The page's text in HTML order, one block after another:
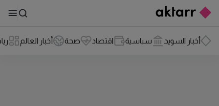
أخبار السويد سياسية اقتصاد صحة أخبار العالم